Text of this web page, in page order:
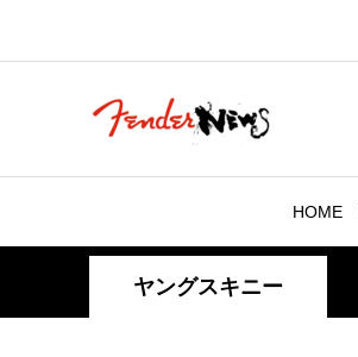
HOME
ヤングスキニー